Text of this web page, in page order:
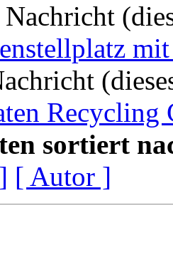
Recycling
sortiert
[ Autor ]